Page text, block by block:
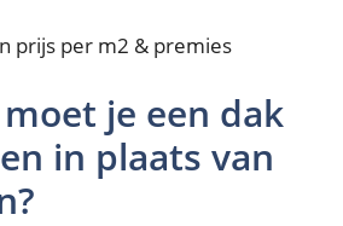
je een dak
in plaats van